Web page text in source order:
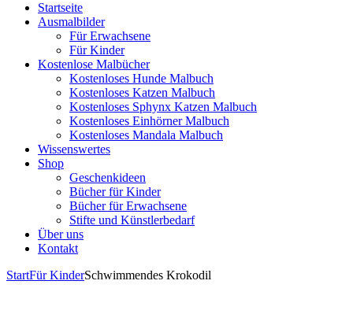
Startseite
Ausmalbilder
Für Erwachsene
Für Kinder
Kostenlose Malbücher
Kostenloses Hunde Malbuch
Kostenloses Katzen Malbuch
Kostenloses Sphynx Katzen Malbuch
Kostenloses Einhörner Malbuch
Kostenloses Mandala Malbuch
Wissenswertes
Shop
Geschenkideen
Bücher für Kinder
Bücher für Erwachsene
Stifte und Künstlerbedarf
Über uns
Kontakt
StartFür KinderSchwimmendes Krokodil